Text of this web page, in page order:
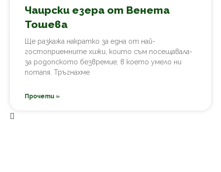
Чаирски езера от Венета
Тошева
Ще разкажа накратко за една от най-
гостоприемните хижи, които съм посещавала-
за родопското безвремие, в което умело ни
потапя. Тръгнахме
Прочети »